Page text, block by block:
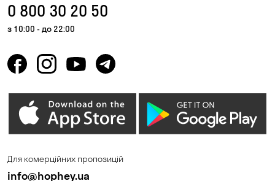
0 800 30 20 50
з 10:00 - до 22:00
Для комерційних пропозицій
info@hophey.ua